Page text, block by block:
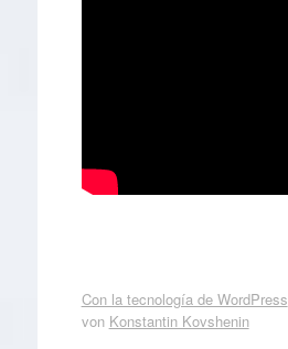
Con la tecnología de WordPress
von Konstantin Kovshenin